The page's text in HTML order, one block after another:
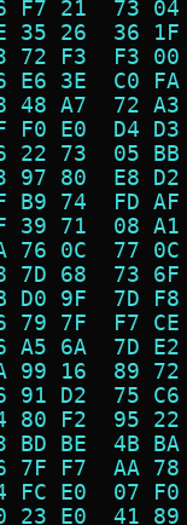
F7 21  73
35 26  36
72 F3  F3
E6 3E  C0
48 A7  72
F0 E0  D4
22 73  05
97 80  E8
B9 74  FD
39 71  08
76 0C  77
7D 68  73
D0 9F  7D
79 7F  F7
A5 6A  7D
99 16  89
91 D2  75
80 F2  95
BD BE  4B
7F F7  AA
FC E0  07
23 E0  41